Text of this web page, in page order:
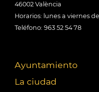
46002 València
Horarios: lunes a viernes
Teléfono: 963 52 54 78
Ayuntamiento
La ciudad